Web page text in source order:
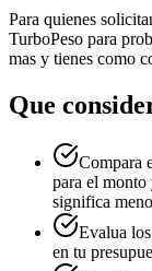
Para quienes
TurboPeso para
mas y tienes como
Que
Compara
para el
significa
Evalua
en tu